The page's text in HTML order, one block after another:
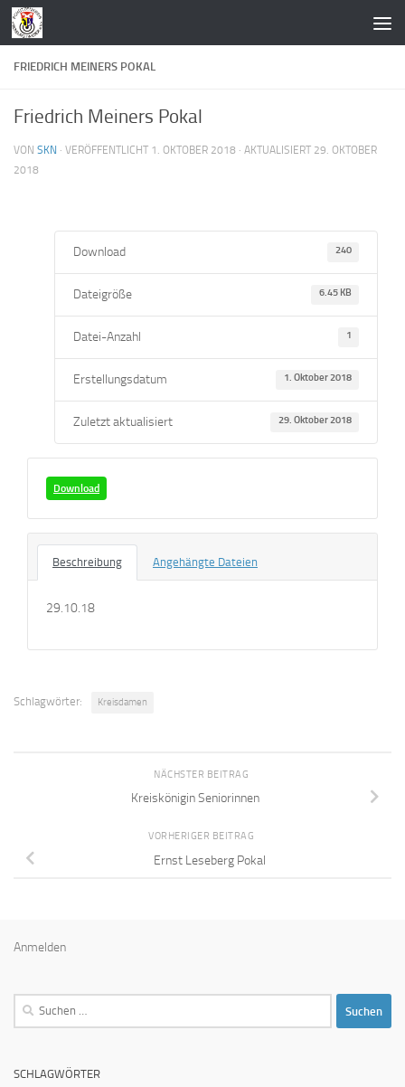
Zum Inhalt springen
FRIEDRICH MEINERS POKAL
Friedrich Meiners Pokal
VON SKN · VERÖFFENTLICHT 1. OKTOBER 2018 · AKTUALISIERT 29. OKTOBER
2018
Download 240
Dateigröße 6.45 KB
Datei-Anzahl 1
Erstellungsdatum 1. Oktober 2018
Zuletzt aktualisiert 29. Oktober 2018
Download
Beschreibung Angehängte Dateien
29.10.18
Schlagwörter: Kreisdamen
NÄCHSTER BEITRAG
Kreiskönigin Seniorinnen
VORHERIGER BEITRAG
Ernst Leseberg Pokal
Anmelden
Suchen
nach:
SCHLAGWÖRTER